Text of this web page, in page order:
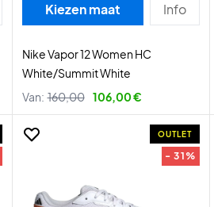
Kiezen maat Info
Nike Vapor 12 Women HC
White/Summit White
Van: 160,00 106,00 €
OUTLET
- 31%